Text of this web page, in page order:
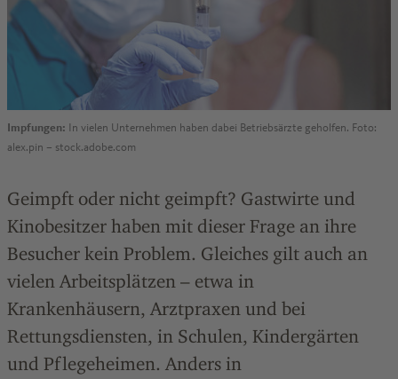
Impfungen: In vielen Unternehmen haben dabei Betriebsärzte geholfen. Foto:
alex.pin – stock.adobe.com
Geimpft oder nicht geimpft? Gastwirte und
Kinobesitzer haben mit dieser Frage an ihre
Besucher kein Problem. Gleiches gilt auch an
vielen Arbeitsplätzen – etwa in
Krankenhäusern, Arztpraxen und bei
Rettungsdiensten, in Schulen, Kindergärten
und Pflegeheimen. Anders in